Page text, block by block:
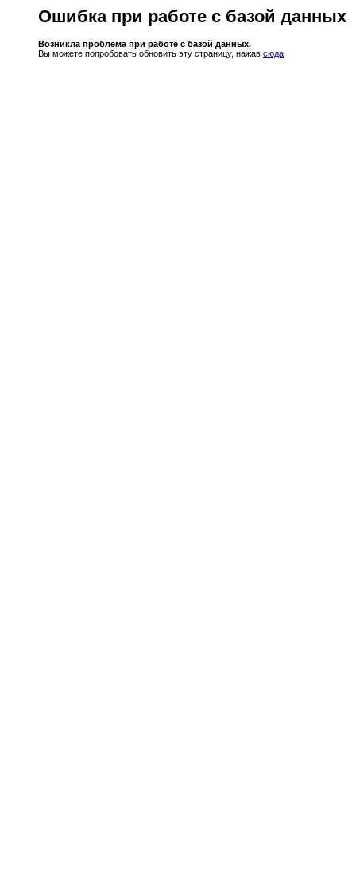
Ошибка при работе с базой данных
Возникла проблема при работе с базой данных.
Вы можете попробовать обновить эту страницу, нажав сюда